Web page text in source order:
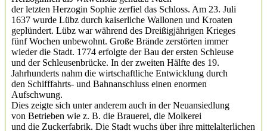
der letzten Herzogin Sophie zerfiel das Schloss. Am 23. Juli
1637 wurde Lübz durch kaiserliche Wallonen und Kroaten
geplündert. Lübz war während des Dreißigjährigen Krieges
fünf Wochen unbewohnt. Große Brände zerstörten immer
wieder die Stadt. 1774 erfolgte der Bau der ersten Schleuse
und der Schleusenbrücke. In der zweiten Hälfte des 19.
Jahrhunderts nahm die wirtschaftliche Entwicklung durch
den Schifffahrts- und Bahnanschluss einen enormen
Aufschwung.
Dies zeigte sich unter anderem auch in der Neuansiedlung
von Betrieben wie z. B. die Brauerei, die Molkerei
und die Zuckerfabrik. Die Stadt wuchs über ihre mittelalterlichen